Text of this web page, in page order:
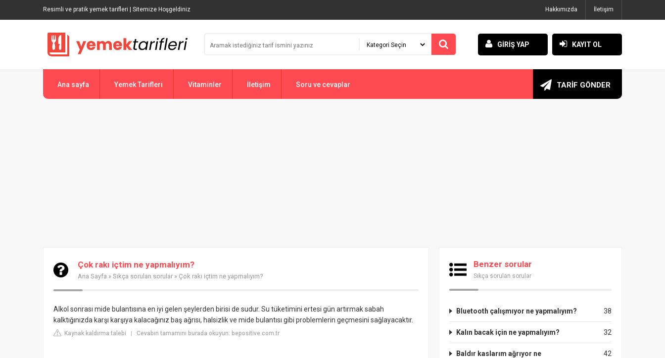
Resimli ve pratik yemek tarifleri | Sitemize Hoşgeldiniz Hakkımızda İletişim
GİRİŞ YAP KAYIT OL
Ana sayfa Yemek Tarifleri Vitaminler İletişim Soru ve cevaplar TARİF GÖNDER
Çok rakı içtim ne yapmalıyım?
Ana Sayfa » Sıkça sorulan sorular » Çok rakı içtim ne yapmalıyım?
Alkol sonrası mide bulantısına en iyi gelen şeylerden birisi de sudur. Su tüketimini ertesi gün artırmak sabah
kalktığınızda karşı karşıya kalacağınız baş ağrısı, halsizlik ve mide bulantısı gibi problemlerin geçmesini sağlayacaktır.
Kaynak kaldırma talebi | Cevabın tamamını burada okuyun: bepositive.com.tr
Benzer sorular
Sıkça sorulan sorular
38
Bluetooth çalışmıyor ne yapmalıyım?
32
Kalın bacak için ne yapmalıyım?
42
Baldır kaslarım ağrıyor ne